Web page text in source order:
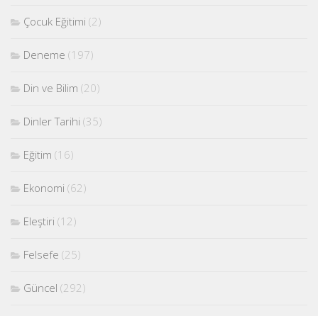
Çocuk Eğitimi (2)
Deneme (197)
Din ve Bilim (20)
Dinler Tarihi (35)
Eğitim (16)
Ekonomi (62)
Eleştiri (12)
Felsefe (25)
Güncel (292)